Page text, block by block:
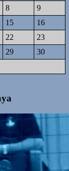
8
9
15
16
22
23
29
30